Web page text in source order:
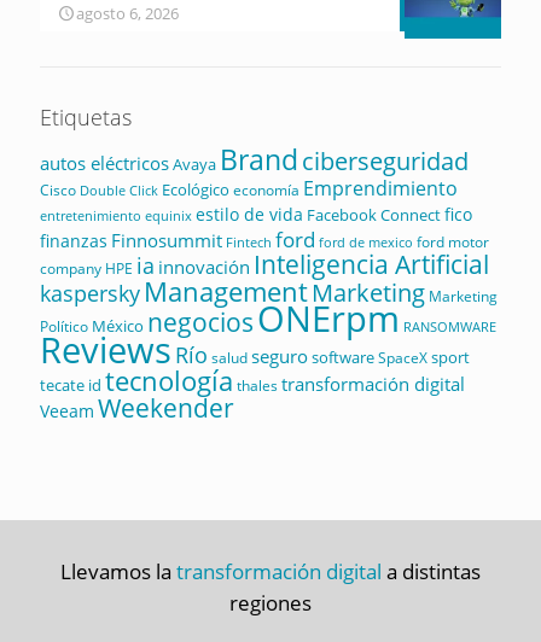
agosto 6, 2026
Etiquetas
autos eléctricosAvaya Brandciberseguridad
Cisco Double Click Ecológico economía Emprendimiento
entretenimiento equinix estilo de vida Facebook Connectfico
finanzas Finnosummit Fintech ford ford de mexico ford motor
company HPE ia innovación Inteligencia Artificial
kaspersky ManagementMarketing Marketing
Político México negociosONErpm RANSOMWARE
Reviews Río saludsegurosoftwareSpaceXsport
tecate id tecnología thalestransformación digital
Veeam Weekender
Llevamos la transformación digital a distintas
regiones